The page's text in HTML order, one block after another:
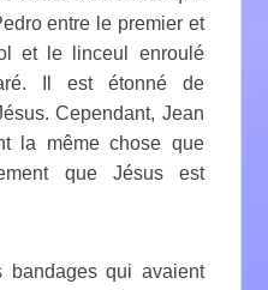
entre le premier et
et le linceul enroulé
Il est étonné de
Cependant, Jean
la même chose que
que Jésus est
bandages qui avaient